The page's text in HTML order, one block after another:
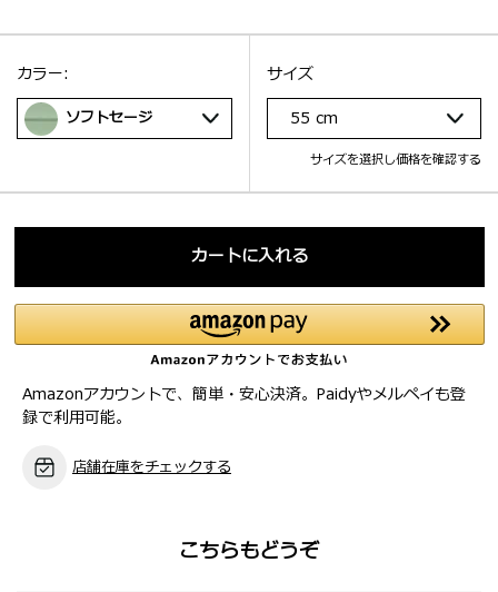
サイズ
選択：
サイズ
55 cm
サイズを選択し価格を確認する
選択：
カラー:
ソフトセージ
カートに入れる
Amazonアカウントで、簡単・安心決済。Paidyやメルペイも登
録で利用可能。
店舗在庫をチェックする
こちらもどうぞ